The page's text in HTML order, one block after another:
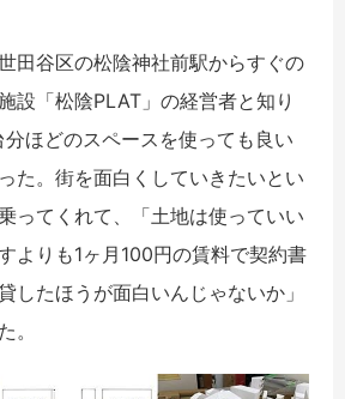
田谷区の松陰神社前駅からすぐの
設「松陰PLAT」の経営者と知り
ほどのスペースを使っても良い
た。街を面白くしていきたいとい
ってくれて、「土地は使っていい
よりも1ヶ月100円の賃料で契約書
したほうが面白いんじゃないか」
。